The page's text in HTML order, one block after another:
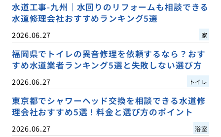
水道工事-九州｜水回りのリフォームも相談できる
水道修理会社おすすめランキング5選
2026.06.27 家
福岡県でトイレの異音修理を依頼するなら？おす
すめ水道業者ランキング5選と失敗しない選び方
2026.06.27 トイレ
東京都でシャワーヘッド交換を相談できる水道修
理会社おすすめ5選！料金と選び方のポイント
2026.06.27 浴室